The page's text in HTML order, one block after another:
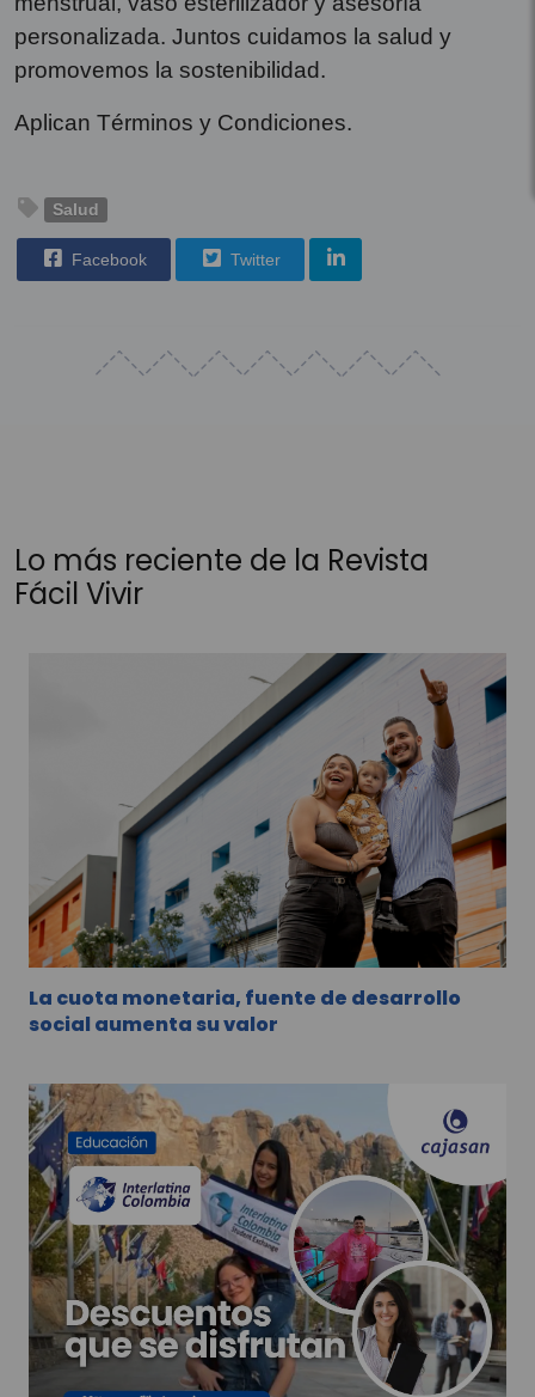
personalizada. Juntos cuidamos la salud y
promovemos la sostenibilidad.
Aplican Términos y Condiciones.
Salud
Facebook Twitter
Lo más reciente de la Revista
Fácil Vivir
La cuota monetaria, fuente de desarrollo
social aumenta su valor